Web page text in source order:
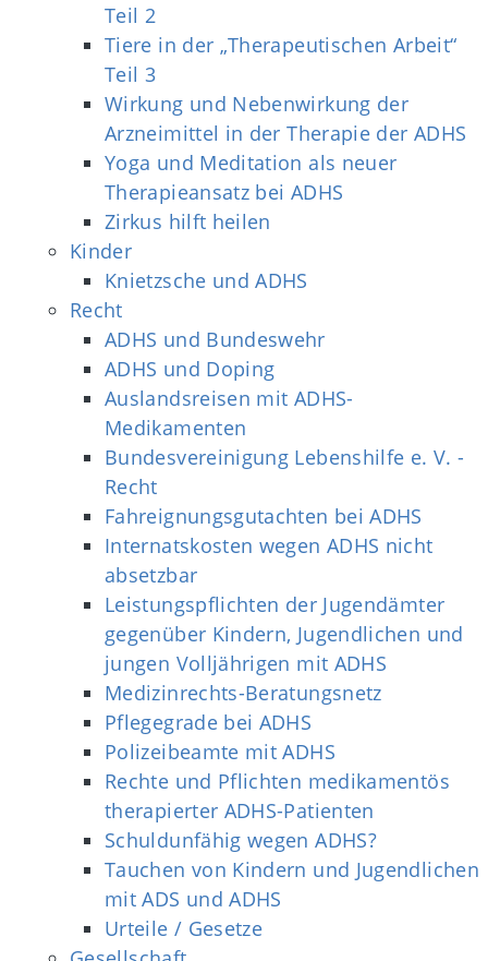
Teil 2
Tiere in der „Therapeutischen Arbeit“
Teil 3
Wirkung und Nebenwirkung der
Arzneimittel in der Therapie der ADHS
Yoga und Meditation als neuer
Therapieansatz bei ADHS
Zirkus hilft heilen
Kinder
Knietzsche und ADHS
Recht
ADHS und Bundeswehr
ADHS und Doping
Auslandsreisen mit ADHS-
Medikamenten
Bundesvereinigung Lebenshilfe e. V. -
Recht
Fahreignungsgutachten bei ADHS
Internatskosten wegen ADHS nicht
absetzbar
Leistungspflichten der Jugendämter
gegenüber Kindern, Jugendlichen und
jungen Volljährigen mit ADHS
Medizinrechts-Beratungsnetz
Pflegegrade bei ADHS
Polizeibeamte mit ADHS
Rechte und Pflichten medikamentös
therapierter ADHS-Patienten
Schuldunfähig wegen ADHS?
Tauchen von Kindern und Jugendlichen
mit ADS und ADHS
Urteile / Gesetze